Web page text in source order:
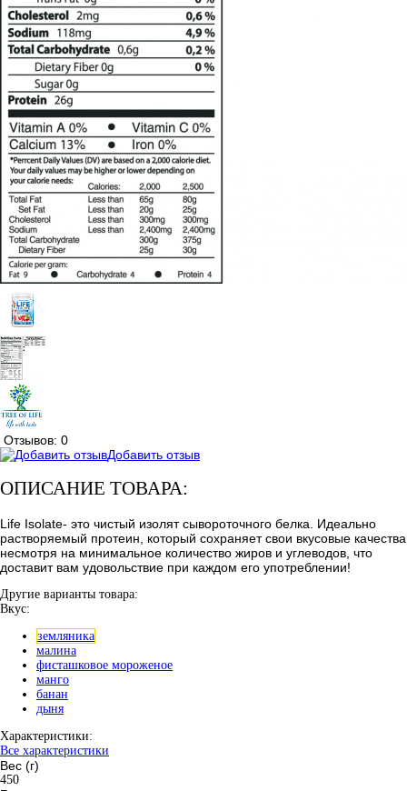
Отзывов: 0
Добавить отзыв
ОПИСАНИЕ ТОВАРА:
Life Isolate- это чистый изолят сывороточного белка. Идеально
растворяемый протеин, который сохраняет свои вкусовые качества
несмотря на минимальное количество жиров и углеводов, что
доставит вам удовольствие при каждом его употреблении!
Другие варианты товара:
Вкус:
земляника
малина
фисташковое мороженое
манго
банан
дыня
Характеристики:
Все характеристики
Вес (г)
450